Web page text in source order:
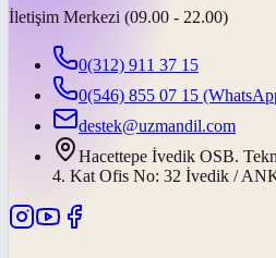
İletişim Merkezi (09.00 - 22.00)
0(312) 911 37 15
0(546) 855 07 15
destek@uzmandil.com
Hacettepe İvedik OSB.
4. Kat Ofis No: 32 İvedik /